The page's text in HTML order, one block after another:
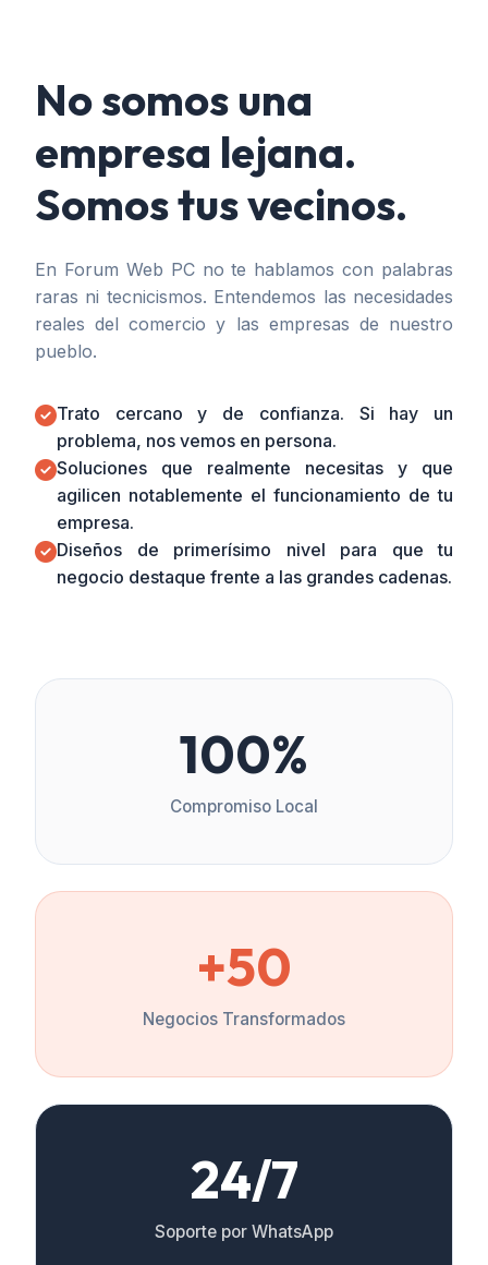
No somos una
empresa lejana.
Somos tus vecinos.
En Forum Web PC no te hablamos con palabras
raras ni tecnicismos. Entendemos las necesidades
reales del comercio y las empresas de nuestro
pueblo.
Trato cercano y de confianza. Si hay un
problema, nos vemos en persona.
Soluciones que realmente necesitas y que
agilicen notablemente el funcionamiento de tu
empresa.
Diseños de primerísimo nivel para que tu
negocio destaque frente a las grandes cadenas.
100%
Compromiso Local
+50
Negocios Transformados
24/7
Soporte por WhatsApp